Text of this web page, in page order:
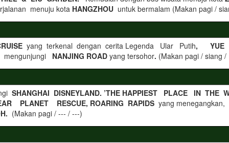
menuju kota HANGZHOU untuk bermalam (Makan pagi /
yang terkenal dengan cerita Legenda Ular Putih, YUE
mengunjungi NANJING ROAD yang tersohor. (Makan pagi / siang /
SHANGHAI DISNEYLAND. ’THE HAPPIEST PLACE IN THE
PLANET RESCUE, ROARING RAPIDS yang
(Makan pagi / --- / ---)